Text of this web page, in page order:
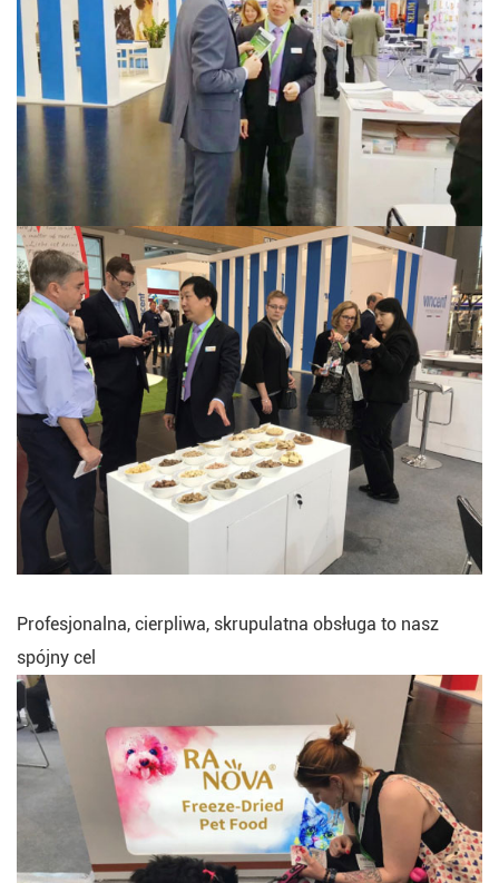
Profesjonalna, cierpliwa, skrupulatna obsługa to nasz
spójny cel